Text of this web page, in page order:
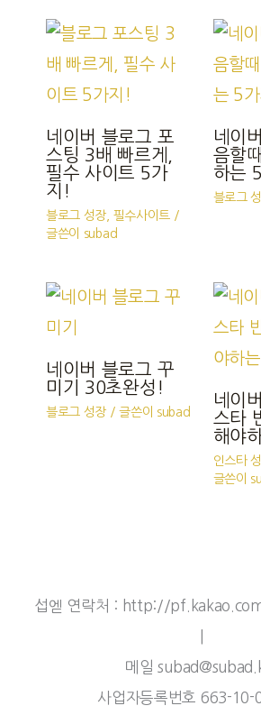
네이버 블로그 포
스팅 3배 빠르게,
필수 사이트 5가
지!
블로그 성장 필수사이트 /
글쓴이 subad
네이
음할
하는
블로그
네이버 블로그 꾸
미기 30초완성!
블로그 성장 / 글쓴이 subad
네이
스타
해야
인스타
글쓴이
섭엗 연락처 : http://
메일
사업자등록번호 663-10-